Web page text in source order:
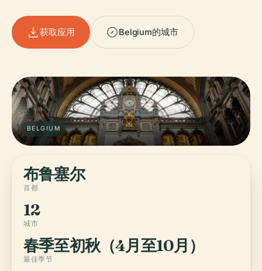
获取应用 Belgium的城市
BELGIUM
布鲁塞尔
首都
12
城市
春季至初秋（4月至10月）
最佳季节